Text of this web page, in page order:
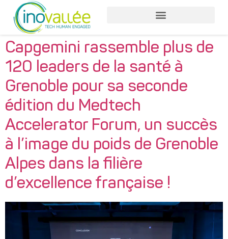
Capgemini rassemble plus de
120 leaders de la santé à
Grenoble pour sa seconde
édition du Medtech
Accelerator Forum, un succès
à l’image du poids de Grenoble
Alpes dans la filière
d’excellence française !